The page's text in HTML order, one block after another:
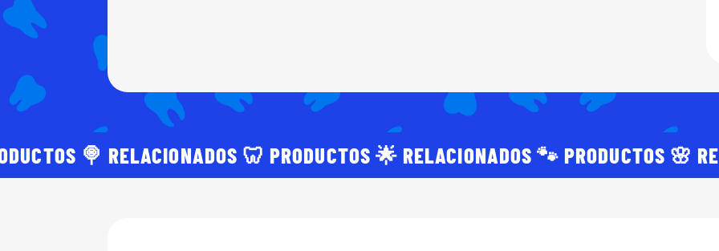
🍭 RELACIONADOS 🦷 PRODUCTOS 🌟 RELACIONADOS 🐾 PRODUCTOS 🌸